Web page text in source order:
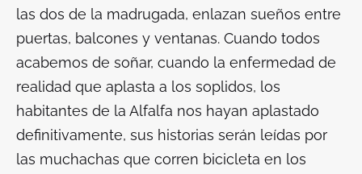
las dos de la madrugada, enlazan sueños entre
puertas, balcones y ventanas. Cuando todos
acabemos de soñar, cuando la enfermedad de
realidad que aplasta a los soplidos, los
habitantes de la Alfalfa nos hayan aplastado
definitivamente, sus historias serán leídas por
las muchachas que corren bicicleta en los